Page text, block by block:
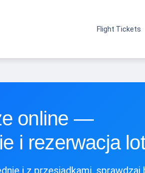
Flight Tickets
online —
i rezerwacja
i z przesiadkami, sprawdzaj